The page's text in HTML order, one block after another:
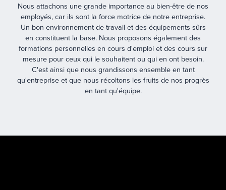
Nous attachons une grande importance au bien-être de nos
employés, car ils sont la force motrice de notre entreprise.
Un bon environnement de travail et des équipements sûrs
en constituent la base. Nous proposons également des
formations personnelles en cours d'emploi et des cours sur
mesure pour ceux qui le souhaitent ou qui en ont besoin.
C'est ainsi que nous grandissons ensemble en tant
qu'entreprise et que nous récoltons les fruits de nos progrès
en tant qu'équipe.